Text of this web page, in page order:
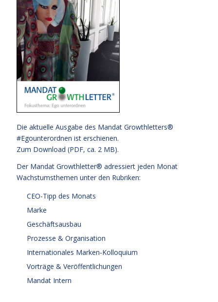
Die aktuelle Ausgabe des Mandat Growthletters®
#Egounterordnen ist erschienen.
Zum Download (PDF, ca. 2 MB).
Der Mandat Growthletter® adressiert jeden Monat
Wachstumsthemen unter den Rubriken:
CEO-Tipp des Monats
Marke
Geschäftsausbau
Prozesse & Organisation
Internationales Marken-Kolloquium
Vorträge & Veröffentlichungen
Mandat Intern